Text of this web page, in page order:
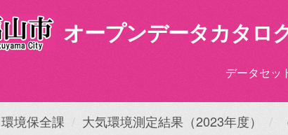
オープンデータカタロ
データセッ
環境保全課 大気環境測定結果（2023年度）